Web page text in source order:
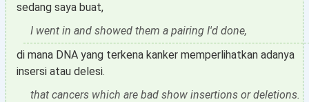
sedang saya buat,
I went in and showed them a pairing I'd done,
di mana DNA yang terkena kanker memperlihatkan adanya
insersi atau delesi.
that cancers which are bad show insertions or deletions.